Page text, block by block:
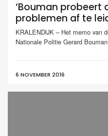
‘Bouman probeert
problemen af te
KRALENDIJK – Het memo van
Nationale Politie Gerard
6 NOVEMBER 2016